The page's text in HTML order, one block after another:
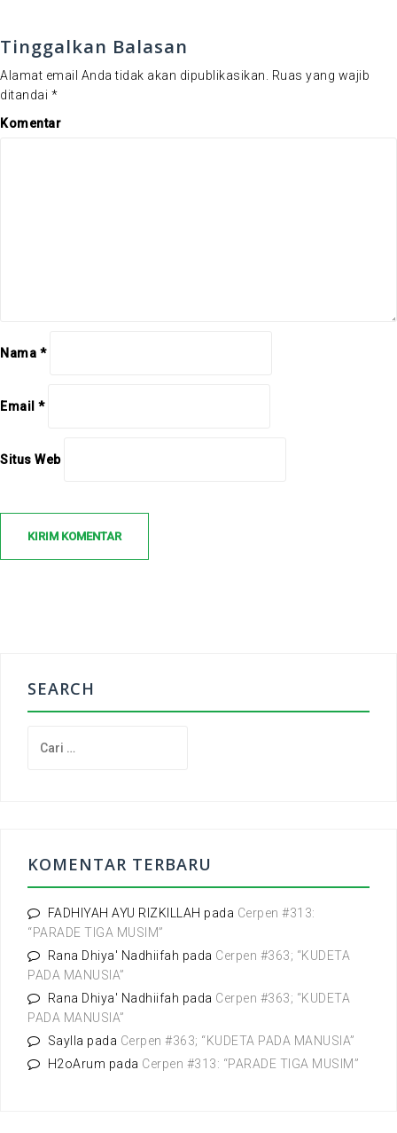
s
i
p
o
s
Tinggalkan Balasan
Alamat email Anda tidak akan dipublikasikan.
Ruas yang wajib
ditandai *
Komentar
Nama *
Email *
Situs Web
SEARCH
u
k
:
KOMENTAR TERBARU
FADHIYAH AYU RIZKILLAH pada Cerpen #313:
“PARADE TIGA MUSIM”
Rana Dhiya' Nadhiifah pada Cerpen #363; “KUDETA
PADA MANUSIA”
Rana Dhiya' Nadhiifah pada Cerpen #363; “KUDETA
PADA MANUSIA”
Saylla pada Cerpen #363; “KUDETA PADA MANUSIA”
H2oArum pada Cerpen #313: “PARADE TIGA MUSIM”